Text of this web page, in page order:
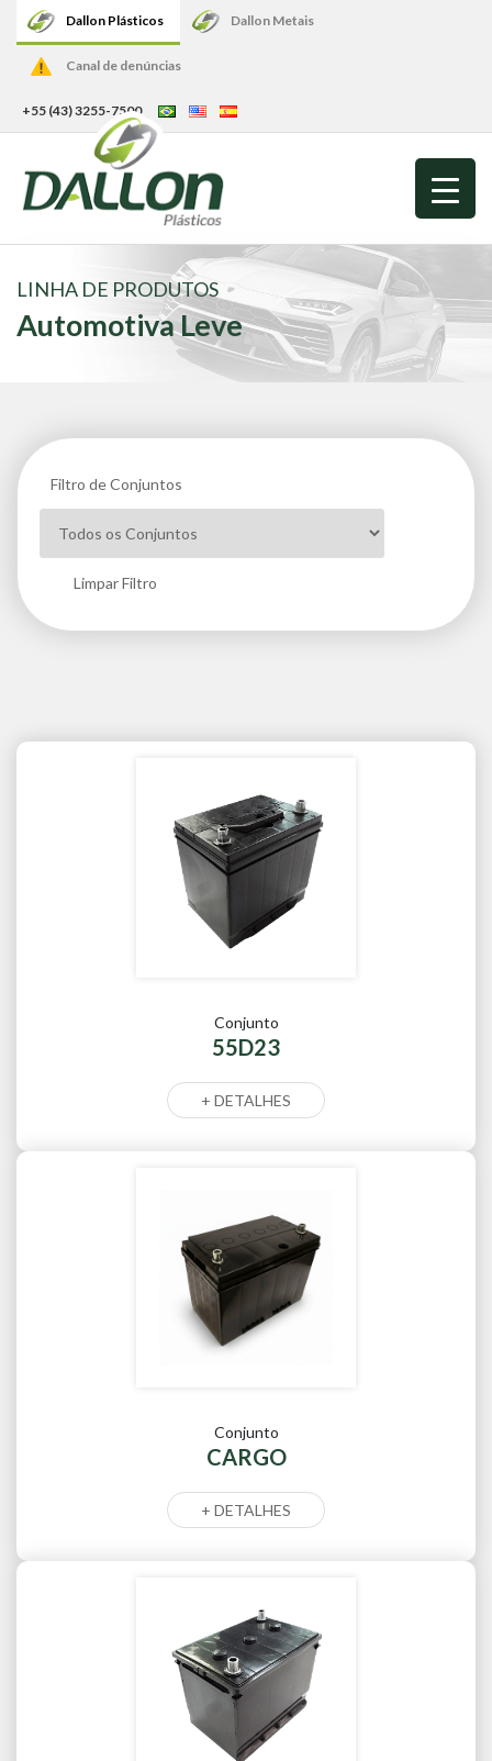
Dallon Plásticos Dallon Metais
Canal de denúncias
+55 (43) 3255-7500
LINHA DE PRODUTOS
Automotiva Leve
Filtro de Conjuntos
Limpar Filtro
Conjunto
55D23
+ DETALHES
Conjunto
CARGO
+ DETALHES